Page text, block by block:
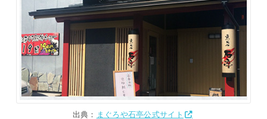
出典： まぐろや石亭公式サイト